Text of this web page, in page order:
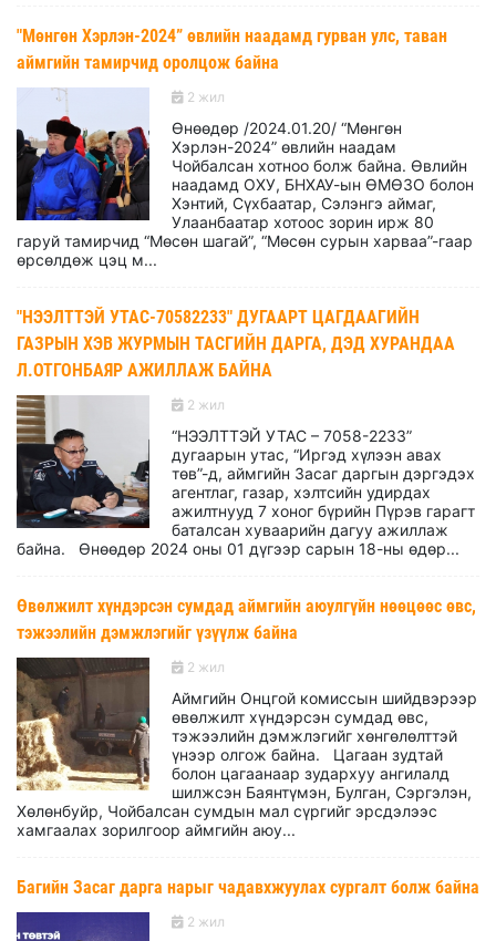
"Мөнгөн Хэрлэн-2024” өвлийн наадамд гурван улс, таван
аймгийн тамирчид оролцож байна
2 жил
Өнөөдөр /2024.01.20/ “Мөнгөн
Хэрлэн-2024” өвлийн наадам
Чойбалсан хотноо болж байна. Өвлийн
наадамд ОХУ, БНХАУ-ын ӨМӨЗО болон
Хэнтий, Сүхбаатар, Сэлэнгэ аймаг,
Улаанбаатар хотоос зорин ирж 80
гаруй тамирчид “Мөсөн шагай”, “Мөсөн сурын харваа”-гаар
өрсөлдөж цэц м...
"НЭЭЛТТЭЙ УТАС-70582233" ДУГААРТ ЦАГДААГИЙН
ГАЗРЫН ХЭВ ЖУРМЫН ТАСГИЙН ДАРГА, ДЭД ХУРАНДАА
Л.ОТГОНБАЯР АЖИЛЛАЖ БАЙНА
2 жил
“НЭЭЛТТЭЙ УТАС – 7058-2233”
дугаарын утас, “Иргэд хүлээн авах
төв”-д, аймгийн Засаг даргын дэргэдэх
агентлаг, газар, хэлтсийн удирдах
ажилтнууд 7 хоног бүрийн Пүрэв гарагт
баталсан хуваарийн дагуу ажиллаж
байна. Өнөөдөр 2024 оны 01 дүгээр сарын 18-ны өдөр...
Өвөлжилт хүндэрсэн сумдад аймгийн аюулгүйн нөөцөөс өвс,
тэжээлийн дэмжлэгийг үзүүлж байна
2 жил
Аймгийн Онцгой комиссын шийдвэрээр
өвөлжилт хүндэрсэн сумдад өвс,
тэжээлийн дэмжлэгийг хөнгөлөлттэй
үнээр олгож байна. Цагаан зудтай
болон цагаанаар зудархуу ангилалд
шилжсэн Баянтүмэн, Булган, Сэргэлэн,
Хөлөнбуйр, Чойбалсан сумдын мал сүргийг эрсдэлээс
хамгаалах зорилгоор аймгийн аюу...
Багийн Засаг дарга нарыг чадавхжуулах сургалт болж байна
2 жил